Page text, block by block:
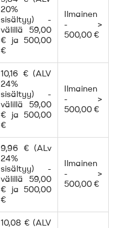
20%
sisältyy) -
välillä 59,00
€ ja 500,00
€
Ilmainen
- >
500,00 €
10,16 € (ALV
24%
sisältyy) -
välillä 59,00
€ ja 500,00
€
Ilmainen
- >
500,00 €
9,96 € (ALv
24%
sisältyy) -
välillä 59,00
€ ja 500,00
€
Ilmainen
- >
500,00 €
10,08 € (ALV